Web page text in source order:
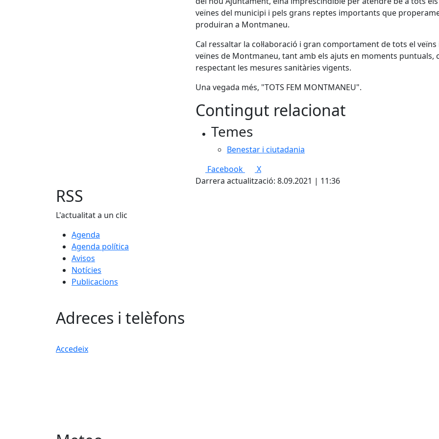
veïnes del municipi i pels grans reptes importants que
produiran a Montmaneu.
Cal ressaltar la col·laboració i gran comportament de tots el veïns
veïnes de Montmaneu, tant amb els ajuts en moments puntuals,
respectant les mesures sanitàries vigents.
Una vegada més, "TOTS FEM MONTMANEU".
Contingut relacionat
Temes
Benestar i ciutadania
Facebook
X
Darrera actualització: 8.09.2021 | 11:36
RSS
L'actualitat a un clic
Agenda
Agenda política
Avisos
Notícies
Publicacions
Adreces i telèfons
Accedeix